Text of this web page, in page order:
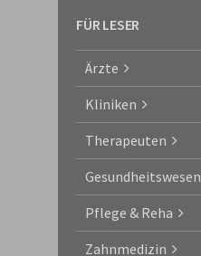
FÜR LESER
Ärzte
Kliniken
Therapeuten
Gesundheitswesen
Pflege & Reha
Zahnmedizin